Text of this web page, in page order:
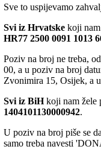
Sve to uspijevamo
Svi iz Hrvatske koji
HR77 2500 0091 1013
Poziv na broj ne treba,
00, a u poziv na broj
Zvonimira 15, Osijek, a
Svi iz BiHkoji nam žele
1404101130000942.
U poziv na broj piše se
samo treba navesti